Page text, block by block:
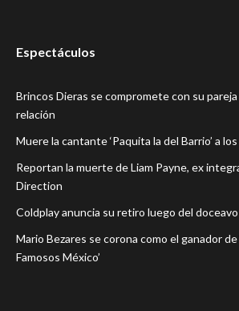
Espectáculos
Brincos Dieras se compromete con su
relación
Muere la cantante ‘Paquita la del Barrio’ a
Reportan la muerte de Liam Payne, ex
Direction
Coldplay anuncia su retiro luego del
Mario Bezares se corona como el ganador de
Famosos México’